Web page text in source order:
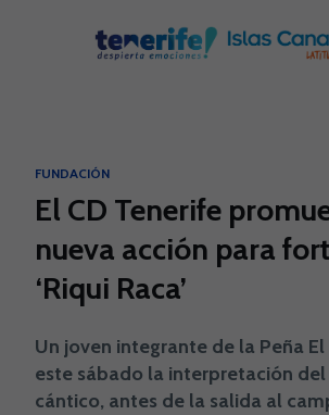
FUNDACIÓN
El CD Tenerife
nueva acción para
‘Riqui Raca’
Un joven integrante de la Peña
este sábado la interpretación
cántico, antes de la salida al